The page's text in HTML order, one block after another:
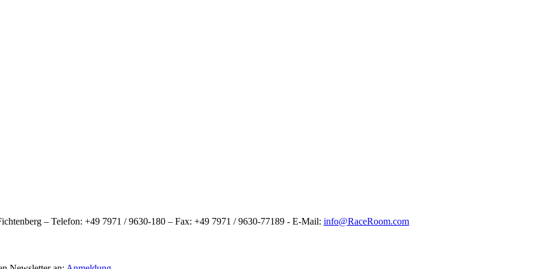
– Telefon: +49 7971 / 9630-180 – Fax: +49 7971 / 9630-77189 - E-Mail: info@RaceRoom.com